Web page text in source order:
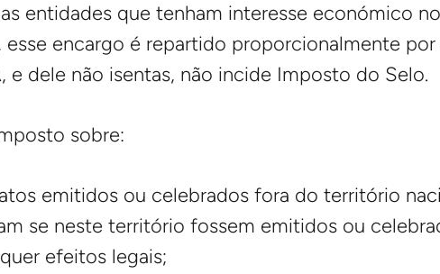
entidades que tenham interesse económico
encargo é repartido proporcionalmente
e dele não isentas, não incide Imposto do Selo.
sobre:
emitidos ou celebrados fora do território
se neste território fossem emitidos ou
efeitos legais;